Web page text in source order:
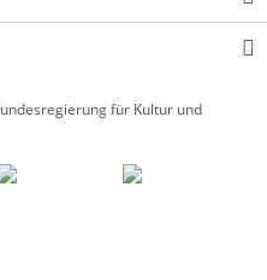
für Kultur und